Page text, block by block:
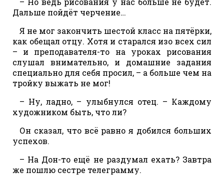
Дальше пойдёт черчение…
Я не мог закончить шестой класс на пятёрки,
как обещал отцу. Хотя и старался изо всех сил
– и преподавателя-то на уроках рисования
слушал внимательно, и домашние задания
специально для себя просил, – а больше чем на
тройку выжать не мог!
– Ну, ладно, – улыбнулся отец. – Каждому
художником быть, что ли?
Он сказал, что всё равно я добился больших
успехов.
– На Дон-то ещё не раздумал ехать? Завтра
же пошлю сестре телеграмму.